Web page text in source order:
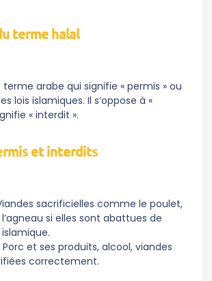
terme halal
terme arabe qui signifie « permis » ou
lois islamiques. Il s’oppose à «
« interdit ».
et interdits
sacrificielles comme le poulet,
si elles sont abattues de
et ses produits, alcool, viandes
correctement.